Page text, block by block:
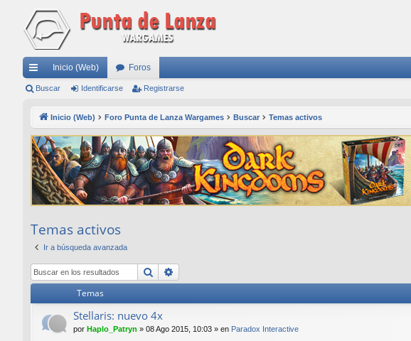
nl
rá
pi
do
Inicio (Web) Foros
Buscar Identificarse Registrarse
Inicio (Web) Foro Punta de Lanza Wargames Buscar Temas activos
Temas activos
Ir a búsqueda avanzada
Buscar
Temas
Stellaris: nuevo 4x
por Haplo_Patryn » 08 Ago 2015, 10:03 » en Paradox Interactive